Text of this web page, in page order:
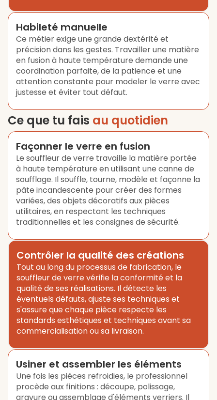
Habileté manuelle
Ce métier exige une grande dextérité et
précision dans les gestes. Travailler une matière
en fusion à haute température demande une
coordination parfaite, de la patience et une
attention constante pour modeler le verre avec
justesse et éviter tout défaut.
Ce que tu fais au quotidien
Façonner le verre en fusion
Le souffleur de verre travaille la matière portée
à haute température en utilisant une canne de
soufflage. Il souffle, tourne, modèle et façonne la
pâte incandescente pour créer des formes
variées, des objets décoratifs aux pièces
utilitaires, en respectant les techniques
traditionnelles et les consignes de sécurité.
Contrôler la qualité des créations
Tout au long du processus de fabrication, le
souffleur de verre vérifie la conformité et la
qualité de ses réalisations. Il détecte les
éventuels défauts, ajuste ses techniques et
s'assure que chaque pièce respecte les
standards esthétiques et techniques avant sa
commercialisation ou sa livraison.
Usiner et assembler les éléments
Une fois les pièces refroidies, le professionnel
procède aux finitions : découpe, polissage,
gravure ou assemblage d'éléments verriers. Il